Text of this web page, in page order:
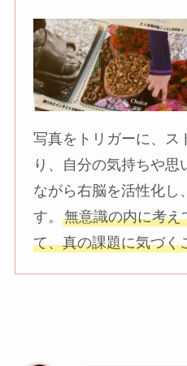
写真をトリガーに、ス
り、自分の気持ちや思
ながら右脳を活性化し
す。無意識の内に考え
て、真の課題に気づく